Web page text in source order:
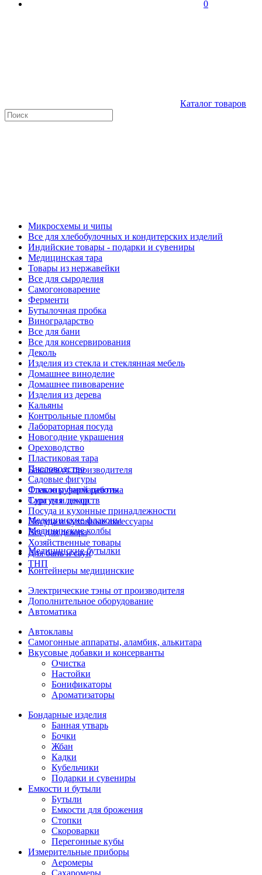
0
Каталог товаров
Микросхемы и чипы
Все для хлебобулочных и кондитерских изделий
Индийские товары - подарки и сувениры
Медицинская тара
Товары из нержавейки
Все для сыроделия
Самогоноварение
Ферменти
Бутылочная пробка
Виноградарство
Все для бани
Все для консервирования
Деколь
Изделия из стекла и стеклянная мебель
Домашнее виноделие
Домашнее пивоварение
Изделия из дерева
Кальяны
Контрольные пломбы
Лабораторная посуда
Новогодние украшения
Ореховодство
Пластиковая тара
Пчеловодство
Садовые фигуры
Стекло ручной работы
Сургуч и декор
Посуда и кухонные принадлежности
Посуда и кухонные аксессуары
Все для декора
Хозяйственные товары
Для бань и саун
ТНП
Бакалея от производителя
Флаконы фармацевтика
Тара для лекарств
Медицинские флаконы
Медицинские колбы
Медицинские бутылки
Контейнеры медицинские
Электрические тэны от производителя
Дополнительное оборудование
Автоматика
Автоклавы
Самогонные аппараты, аламбик, алькитара
Вкусовые добавки и консерванты
Очистка
Настойки
Бонификаторы
Ароматизаторы
Бондарные изделия
Банная утварь
Бочки
Жбан
Кадки
Кубельчики
Подарки и сувениры
Емкости и бутыли
Бутыли
Емкости для брожения
Стопки
Скороварки
Перегонные кубы
Измерительные приборы
Аеромеры
Сахаромеры